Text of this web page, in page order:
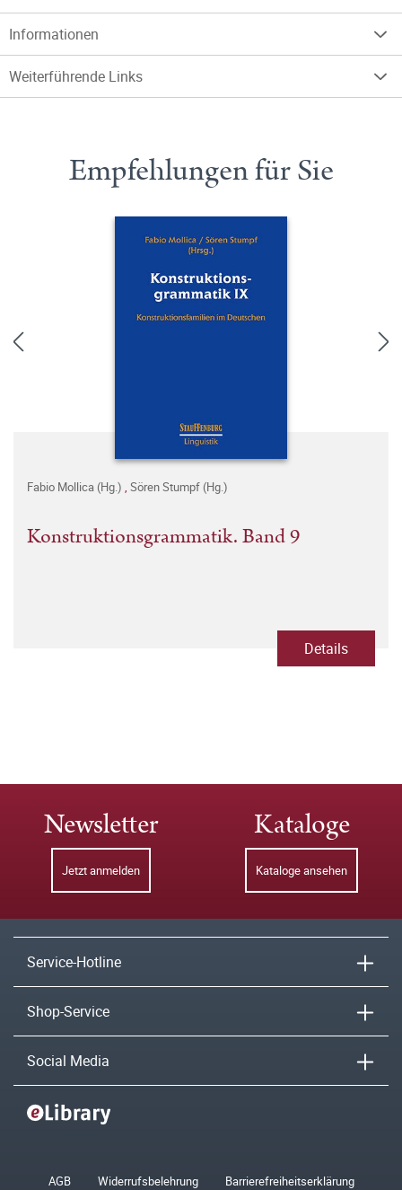
Informationen
Weiterführende Links
Empfehlungen für Sie
Fabio Mollica (Hg.) , Sören Stumpf (Hg.)
Konstruktionsgrammatik. Band 9
Details
Newsletter
Jetzt anmelden
Kataloge
Kataloge ansehen
Service-Hotline
Shop-Service
Social Media
AGB Widerrufsbelehrung
Barrierefreiheitserklärung